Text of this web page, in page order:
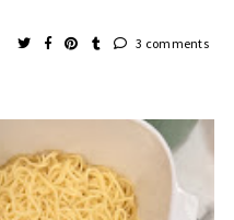
3 comments